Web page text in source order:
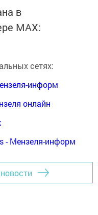
в
MАХ:
сетях:
информ
онлайн
- Мензеля-информ